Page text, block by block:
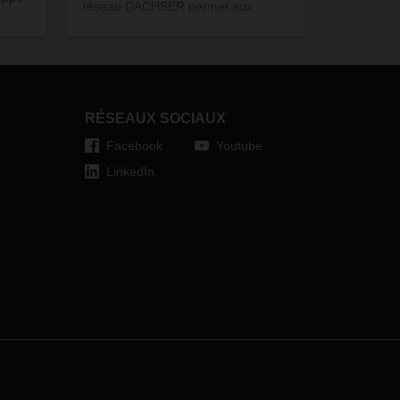
RÉSEAUX SOCIAUX
Facebook
LinkedIn
Youtube